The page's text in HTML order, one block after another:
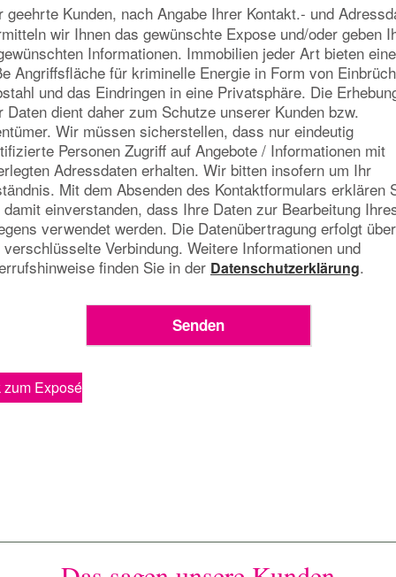
geehrte Kunden, nach Angabe Ihrer Kontakt.- und
wir Ihnen das gewünschte Expose und/oder geben
Informationen. Immobilien jeder Art bieten eine
Angriffsfläche für kriminelle Energie in Form von
und das Eindringen in eine Privatsphäre. Die
Daten dient daher zum Schutze unserer Kunden bzw.
Wir müssen sicherstellen, dass nur eindeutig
Personen Zugriff auf Angebote / Informationen mit
Adressdaten erhalten. Wir bitten insofern um Ihr
Mit dem Absenden des Kontaktformulars erklären
einverstanden, dass Ihre Daten zur Bearbeitung
verwendet werden. Die Datenübertragung erfolgt über
verschlüsselte Verbindung. Weitere Informationen und
finden Sie in der Datenschutzerklärung.
zum Exposé